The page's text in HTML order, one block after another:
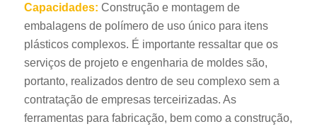
Capacidades: Construção e montagem de
embalagens de polímero de uso único para itens
plásticos complexos. É importante ressaltar que os
serviços de projeto e engenharia de moldes são,
portanto, realizados dentro de seu complexo sem a
contratação de empresas terceirizadas. As
ferramentas para fabricação, bem como a construção,